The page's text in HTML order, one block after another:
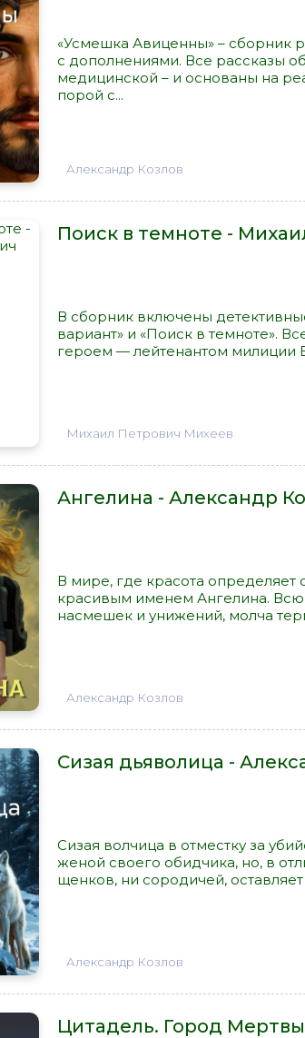
«Усмешка Авиценны» – сборник
с дополнениями. Все рассказы
медицинской – и основаны на
порой с...
Александр Козлов
Поиск в темноте -
В сборник включены
вариант» и «Поиск в темноте».
героем — лейтенантом милиции
Михаил Петрович Михеев
Ангелина - Александр
В мире, где красота
красивым именем Ангелина. Всю
насмешек и унижений, молча
Александр Козлов
Сизая дьяволица -
Сизая волчица в отместку за
женой своего обидчика, но, в
щенков, ни сородичей,
Александр Козлов
Цитадель. Город